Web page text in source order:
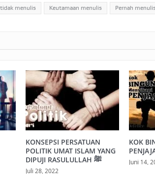
menulis Keutamaan menulis Pernah
KONSEPSI PERSATUAN
POLITIK UMAT ISLAM YANG
DIPUJI RASULULLAH ﷺ
Juli 28, 2022
KOK
Juni 14,